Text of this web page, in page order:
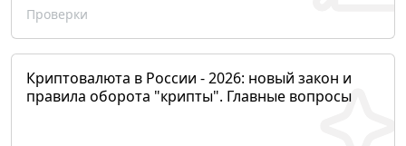
Проверки
Криптовалюта в России - 2026: новый закон и
правила оборота "крипты". Главные вопросы